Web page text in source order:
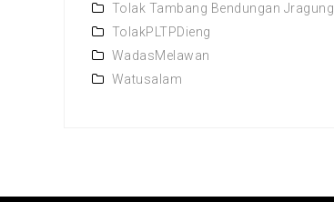
Tolak Tambang Bendungan Jragung
TolakPLTPDieng
WadasMelawan
Watusalam